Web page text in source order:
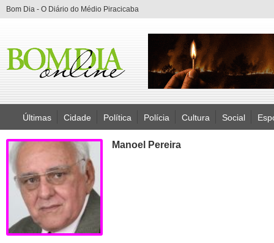
Bom Dia - O Diário do Médio Piracicaba
Últimas Cidade Política Polícia Cultura Social
Manoel Pereira